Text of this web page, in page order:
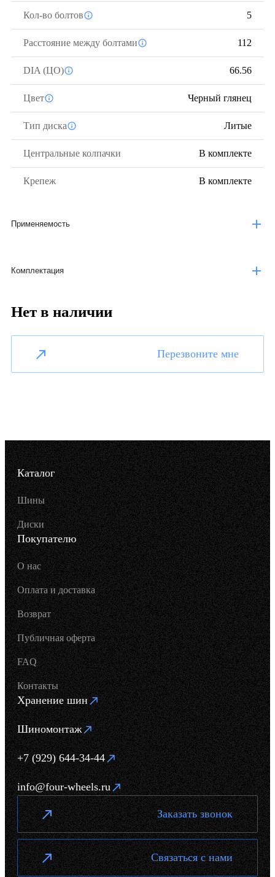
Кол-во болтов 5
Расстояние между болтами 112
DIA (ЦО) 66.56
Цвет Черный глянец
Тип диска Литые
Центральные колпачки В комплекте
Крепеж В комплекте
Применяемость
Комплектация
Нет в наличии
Перезвоните мне
Каталог
Шины
Диски
Покупателю
О нас
Оплата и доставка
Возврат
Публичная оферта
FAQ
Контакты
Хранение шин
Шиномонтаж
+7 (929) 644-34-44
info@four-wheels.ru
Заказать звонок
Связаться с нами